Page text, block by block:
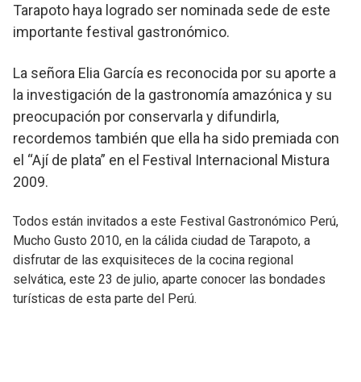
Tarapoto haya logrado ser nominada sede de este
importante festival gastronómico.
La señora Elia García es reconocida por su aporte a
la investigación de la gastronomía amazónica y su
preocupación por conservarla y difundirla,
recordemos también que ella ha sido premiada con
el “Ají de plata” en el Festival Internacional Mistura
2009.
Todos están invitados a este Festival Gastronómico Perú,
Mucho Gusto 2010, en la cálida ciudad de Tarapoto, a
disfrutar de las exquisiteces de la cocina regional
selvática, este 23 de julio, aparte conocer las bondades
turísticas de esta parte del Perú.